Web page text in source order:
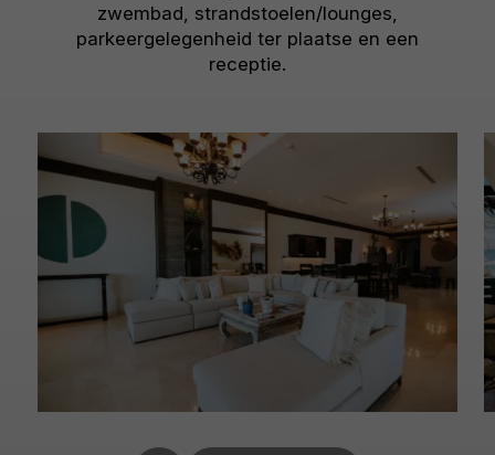
zwembad, strandstoelen/lounges,
parkeergelegenheid ter plaatse en een
receptie.